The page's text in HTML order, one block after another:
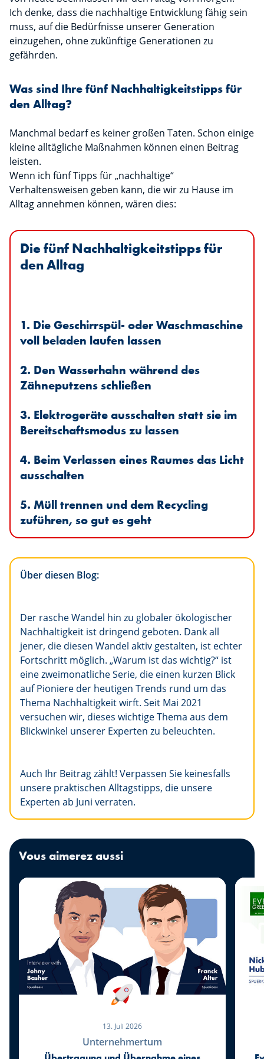
Ich denke, dass die nachhaltige Entwicklung fähig sein
muss, auf die Bedürfnisse unserer Generation
einzugehen, ohne zukünftige Generationen zu
gefährden.
Was sind Ihre fünf Nachhaltigkeitstipps für
den Alltag?
Manchmal bedarf es keiner großen Taten. Schon einige
kleine alltägliche Maßnahmen können einen Beitrag
leisten.
Wenn ich fünf Tipps für „nachhaltige“
Verhaltensweisen geben kann, die wir zu Hause im
Alltag annehmen können, wären dies:
Die fünf Nachhaltigkeitstipps für
den Alltag
1. Die Geschirrspül- oder Waschmaschine
voll beladen laufen lassen
2. Den Wasserhahn während des
Zähneputzens schließen
3. Elektrogeräte ausschalten statt sie im
Bereitschaftsmodus zu lassen
4. Beim Verlassen eines Raumes das Licht
ausschalten
5. Müll trennen und dem Recycling
zuführen, so gut es geht
Über diesen Blog:
Der rasche Wandel hin zu globaler ökologischer
Nachhaltigkeit ist dringend geboten. Dank all
jener, die diesen Wandel aktiv gestalten, ist echter
Fortschritt möglich. „Warum ist das wichtig?“ ist
eine zweimonatliche Serie, die einen kurzen Blick
auf Pioniere der heutigen Trends rund um das
Thema Nachhaltigkeit wirft. Seit Mai 2021
versuchen wir, dieses wichtige Thema aus dem
Blickwinkel unserer Experten zu beleuchten.
Auch Ihr Beitrag zählt! Verpassen Sie keinesfalls
unsere praktischen Alltagstipps, die unsere
Experten ab Juni verraten.
Vous aimerez aussi
13. Juli 2026
Unternehmertum